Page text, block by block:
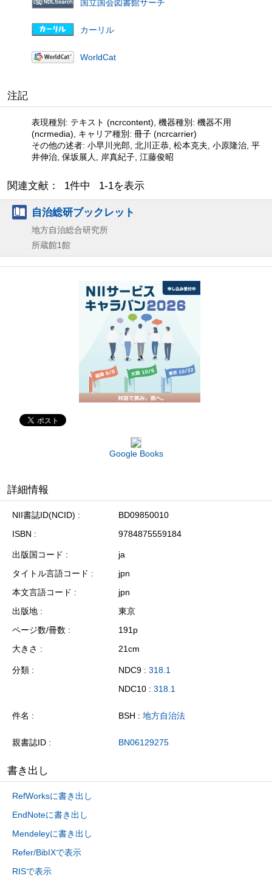
国立国会図書館サーチ
カーリル
WorldCat
注記
表現種別: テキスト (ncrcontent), 機器種別: 機器不用
(ncrmedia), キャリア種別: 冊子 (ncrcarrier)
その他の述者: 小早川光郎, 北川正恭, 松本克夫, 小原隆治, 平
井伸治, 保坂展人, 岸真紀子, 江藤俊昭
関連文献： 1件中 1-1を表示
自治総研ブックレット
地方自治総合研究所
所蔵館1館
Google Books
詳細情報
NII書誌ID(NCID)
BD09850010
ISBN
9784875559184
出版国コード
ja
タイトル言語コード
jpn
本文言語コード
jpn
出版地
東京
ページ数/冊数
191p
大きさ
21cm
分類 NDC9 : 318.1
NDC10 : 318.1
件名 BSH : 地方自治法
親書誌ID BN06129275
書き出し
RefWorksに書き出し
EndNoteに書き出し
Mendeleyに書き出し
Refer/BibIXで表示
RISで表示